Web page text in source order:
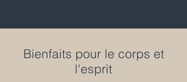
Bienfaits pour le corps et
l'esprit